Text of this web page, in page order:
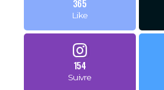
365
Like
154
Suivre